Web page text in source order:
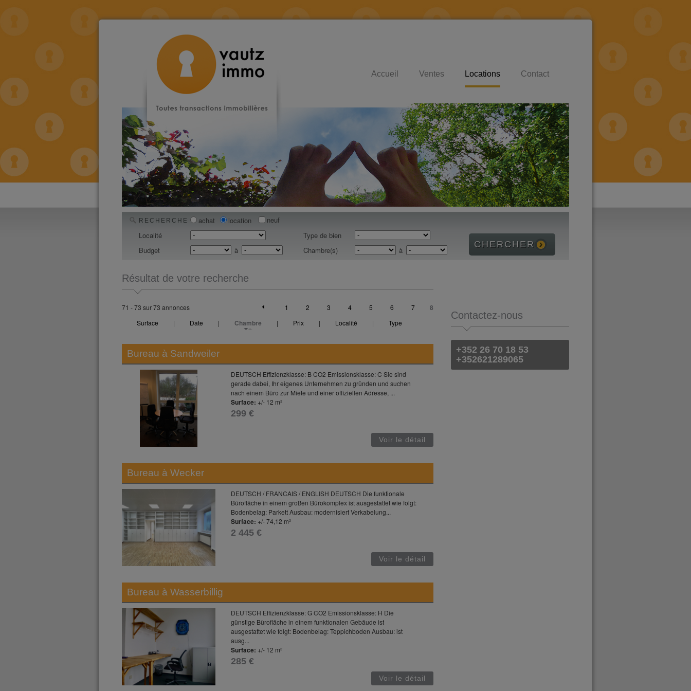
Accueil Ventes Locations Contact
RECHERCHE achat location
neuf
Localité
Type de bien
Budget
à Chambre(s) à
Résultat de votre recherche
71 - 73 sur 73 annonces 1 2 3 4 5 6 7 8
Surface | Date | Chambre | Prix | Localité | Type
Bureau à Sandweiler
DEUTSCH Effizienzklasse: B CO2 Emissionsklasse: C Sie sind
gerade dabei, Ihr eigenes Unternehmen zu gründen und suchen
nach einem Büro zur Miete und einer offiziellen Adresse, ...
Surface: +/- 12 m²
299 €
Voir le détail
Bureau à Wecker
DEUTSCH / FRANCAIS / ENGLISH DEUTSCH Die funktionale
Bürofläche in einem großen Bürokomplex ist ausgestattet wie folgt:
Bodenbelag: Parkett Ausbau: modernisiert Verkabelung...
Surface: +/- 74,12 m²
2 445 €
Voir le détail
Bureau à Wasserbillig
DEUTSCH Effizienzklasse: G CO2 Emissionsklasse: H Die
günstige Bürofläche in einem funktionalen Gebäude ist
ausgestattet wie folgt: Bodenbelag: Teppichboden Ausbau: ist
ausg...
Surface: +/- 12 m²
285 €
Voir le détail
Contactez-nous
+352 26 70 18 53
+352621289065